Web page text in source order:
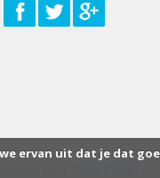
ervan uit dat je dat